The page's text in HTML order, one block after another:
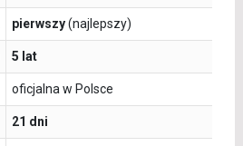
pierwszy(najlepszy)
5 lat
oficjalna w Polsce
21 dni